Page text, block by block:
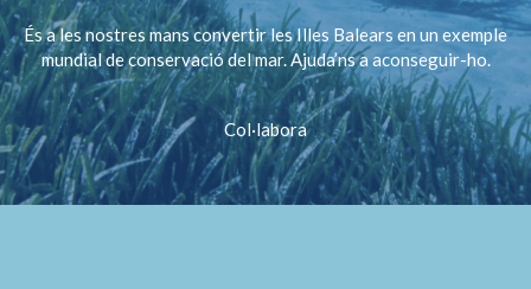
És a les nostres mans convertir les Illes Balears en un exemple
mundial de conservació del mar. Ajuda’ns a aconseguir-ho.
Col·labora